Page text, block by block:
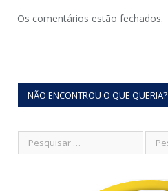
Os comentários estão fechados.
NÃO ENCONTROU O QUE QUERIA?